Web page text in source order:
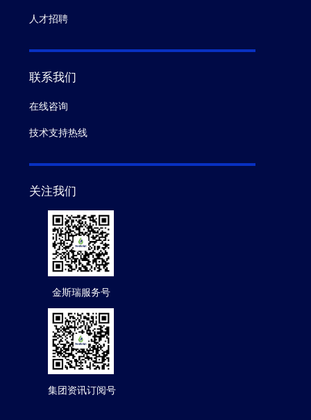
人才招聘
联系我们
在线咨询
技术支持热线
关注我们
金斯瑞服务号
集团资讯订阅号